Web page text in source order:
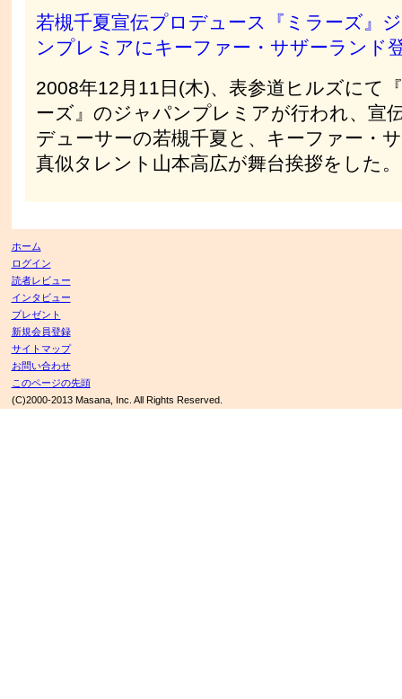
若槻千夏宣伝プロデュース『ミラーズ』
ンプレミアにキーファー・サザーランド
2008年12月11日(木)、表参道ヒルズにて
ーズ』のジャパンプレミアが行われ、宣
デューサーの若槻千夏と、キーファー・
真似タレント山本高広が舞台挨拶をした。
ホーム
ログイン
読者レビュー
インタビュー
プレゼント
新規会員登録
サイトマップ
お問い合わせ
このページの先頭
(C)2000-2013 Masana, Inc. All Rights Reserved.